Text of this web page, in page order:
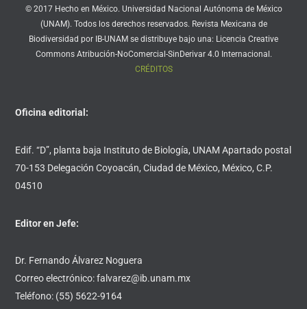
© 2017 Hecho en México. Universidad Nacional Autónoma de México
(UNAM). Todos los derechos reservados. Revista Mexicana de
Biodiversidad por IB-UNAM se distribuye bajo una: Licencia Creative
Commons Atribución-NoComercial-SinDerivar 4.0 Internacional.
CRÉDITOS
Oficina editorial:
Edif. “D”, planta baja Instituto de Biología, UNAM Apartado postal
70-153 Delegación Coyoacán, Ciudad de México, México, C.P.
04510
Editor en Jefe:
Dr. Fernando Álvarez Noguera
Correo electrónico: falvarez@ib.unam.mx
Teléfono: (55) 5622-9164